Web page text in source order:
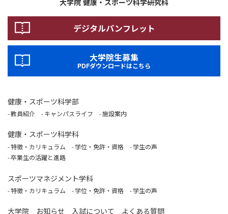
デジタルパンフレット
大学院生募集
PDFダウンロードはこちら
健康・スポーツ科学部
教員紹介 キャンパスライフ 施設案内
健康・スポーツ科学科
特徴・カリキュラム 学位・免許・資格
学生の声
卒業生の活躍と進路
スポーツマネジメント学科
特徴・カリキュラム 学位・免許・資格 学生の声
大学院 お知らせ 入試について よくある質問